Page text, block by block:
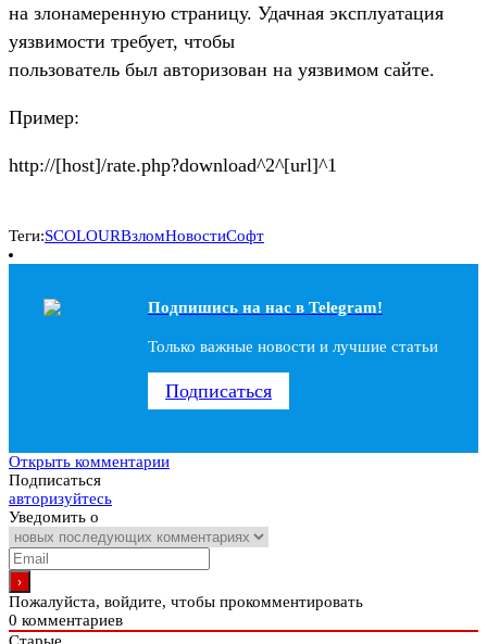
на злонамеренную страницу. Удачная эксплуатация
уязвимости требует, чтобы
пользователь был авторизован на уязвимом сайте.
Пример:
http://[host]/rate.php?download^2^[url]^1
Теги:SCOLOURВзломНовостиСофт
Подпишись на наc в Telegram!
Только важные новости и лучшие статьи
Подписаться
Открыть комментарии
Подписаться
авторизуйтесь
Уведомить о
Пожалуйста, войдите, чтобы прокомментировать
0 комментариев